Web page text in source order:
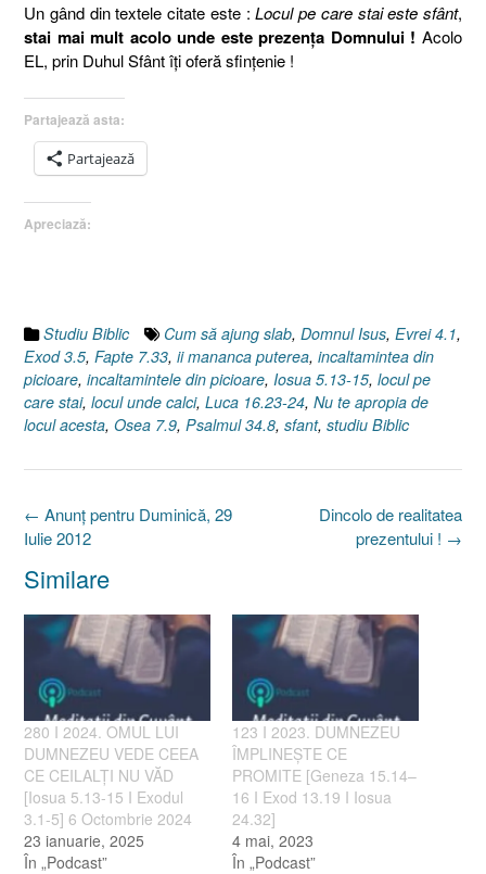
Un gând din textele citate este :Locul pe care stai este sfânt,
stai mai mult acolo unde este prezenţa Domnului ! Acolo
EL, prin Duhul Sfânt îţi oferă sfinţenie !
Partajează asta:
Partajează
Apreciază:
Studiu Biblic Cum să ajung slab, Domnul Isus, Evrei 4.1,
Exod 3.5, Fapte 7.33, ii mananca puterea, incaltamintea din
picioare, incaltamintele din picioare, Iosua 5.13-15, locul pe
care stai, locul unde calci, Luca 16.23-24, Nu te apropia de
locul acesta, Osea 7.9, Psalmul 34.8, sfant, studiu Biblic
Post
navigation
Dincolo de realitatea
prezentului ! →
← Anunţ pentru Duminică, 29
Iulie 2012
Similare
280 I 2024. OMUL LUI
DUMNEZEU VEDE CEEA
CE CEILALȚI NU VĂD
[Iosua 5.13-15 I Exodul
3.1-5] 6 Octombrie 2024
23 ianuarie, 2025
În „Podcast”
123 I 2023. DUMNEZEU
ÎMPLINEȘTE CE
PROMITE [Geneza 15.14–
16 I Exod 13.19 I Iosua
24.32]
4 mai, 2023
În „Podcast”